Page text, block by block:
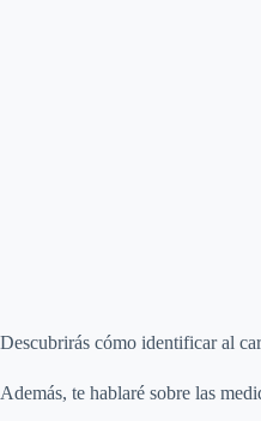
Descubrirás cómo identificar al
Además, te hablaré sobre las